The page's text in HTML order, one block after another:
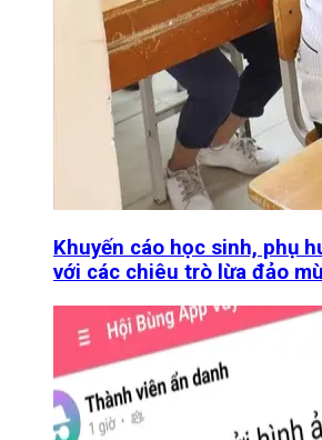
Khuyến cáo học sinh, phụ
với các chiêu trò lừa đảo